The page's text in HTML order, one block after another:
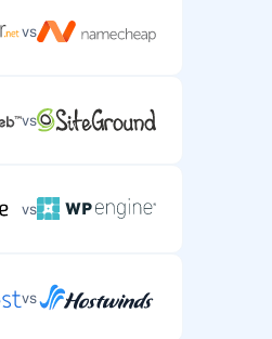
vs
vs
vs
vs